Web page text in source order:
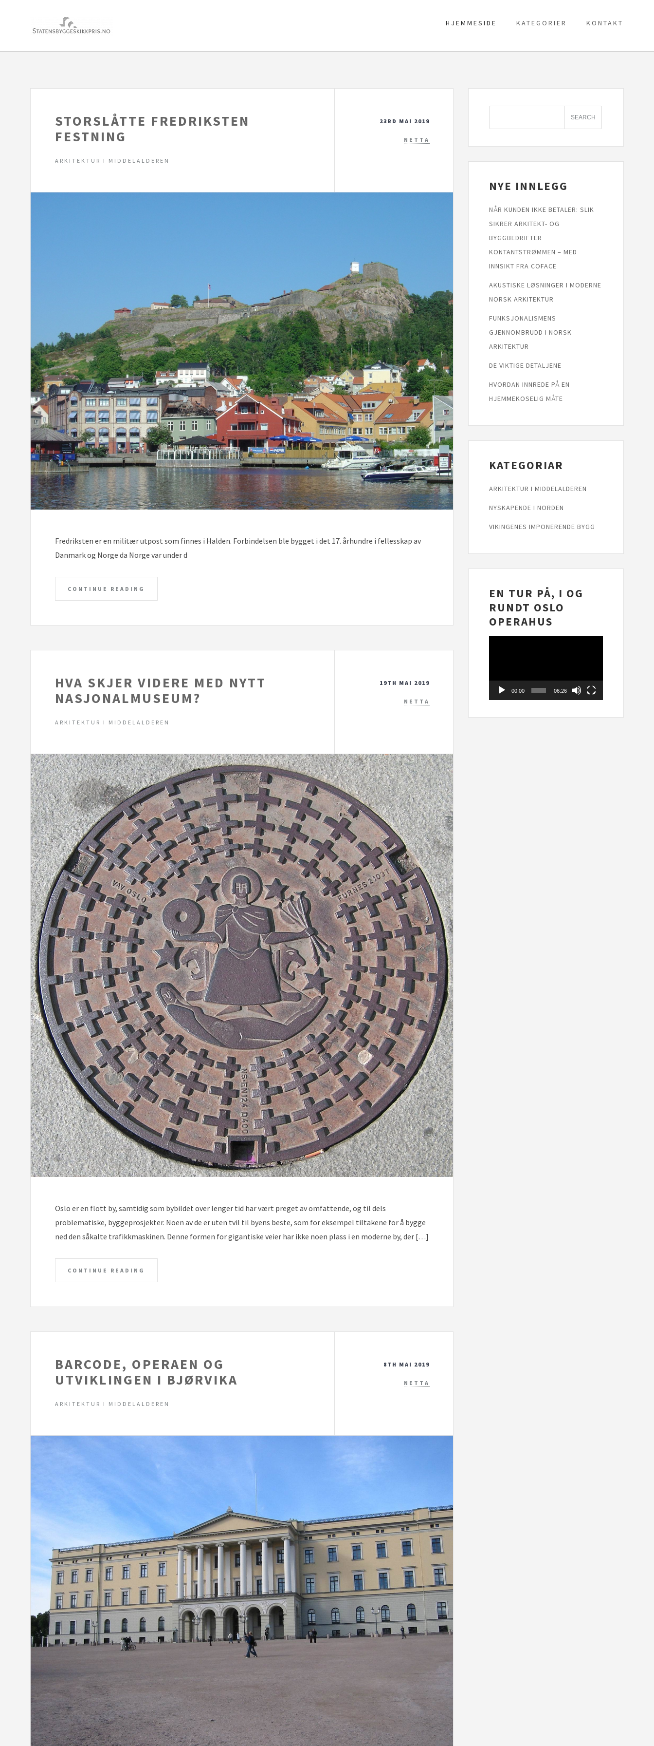
HJEMMESIDE KATEGORIER KONTAKT
STORSLÅTTE FREDRIKSTEN
FESTNING
ARKITEKTUR I MIDDELALDEREN
23RD MAI 2019
NETTA
Fredriksten er en militær utpost som finnes i Halden. Forbindelsen ble bygget i det 17. århundre i fellesskap av
Danmark og Norge da Norge var under d
CONTINUE READING
HVA SKJER VIDERE MED NYTT
NASJONALMUSEUM?
ARKITEKTUR I MIDDELALDEREN
19TH MAI 2019
NETTA
Oslo er en flott by, samtidig som bybildet over lenger tid har vært preget av omfattende, og til dels
problematiske, byggeprosjekter. Noen av de er uten tvil til byens beste, som for eksempel tiltakene for å bygge
ned den såkalte trafikkmaskinen. Denne formen for gigantiske veier har ikke noen plass i en moderne by, der […]
CONTINUE READING
BARCODE, OPERAEN OG
UTVIKLINGEN I BJØRVIKA
ARKITEKTUR I MIDDELALDEREN
8TH MAI 2019
NETTA
NYE INNLEGG
NÅR KUNDEN IKKE BETALER: SLIK
SIKRER ARKITEKT- OG
BYGGBEDRIFTER
KONTANTSTRØMMEN – MED
INNSIKT FRA COFACE
AKUSTISKE LØSNINGER I MODERNE
NORSK ARKITEKTUR
FUNKSJONALISMENS
GJENNOMBRUDD I NORSK
ARKITEKTUR
DE VIKTIGE DETALJENE
HVORDAN INNREDE PÅ EN
HJEMMEKOSELIG MÅTE
KATEGORIAR
ARKITEKTUR I MIDDELALDEREN
NYSKAPENDE I NORDEN
VIKINGENES IMPONERENDE BYGG
EN TUR PÅ, I OG
RUNDT OSLO
OPERAHUS
00:00 06:26